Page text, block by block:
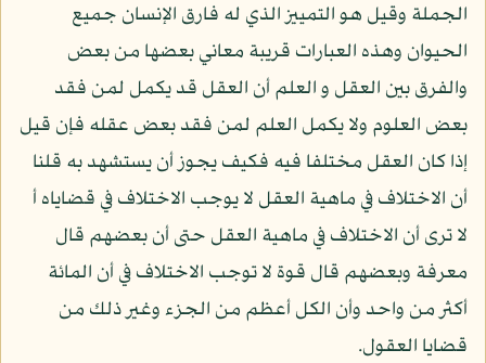
الجملة وقيل هو التمييز الذي له فارق الإنسان جميع
الحيوان وهذه العبارات قريبة معاني بعضها من بعض
والفرق بين العقل و العلم أن العقل قد يكمل لمن فقد
بعض العلوم ولا يكمل العلم لمن فقد بعض عقله فإن قيل
إذا كان العقل مختلفا فيه فكيف يجوز أن يستشهد به قلنا
أن الاختلاف في ماهية العقل لا يوجب الاختلاف في قضاياه أ
لا ترى أن الاختلاف في ماهية العقل حتى أن بعضهم قال
معرفة وبعضهم قال قوة لا توجب الاختلاف في أن المائة
أكثر من واحد وأن الكل أعظم من الجزء وغير ذلك من
قضايا العقول.